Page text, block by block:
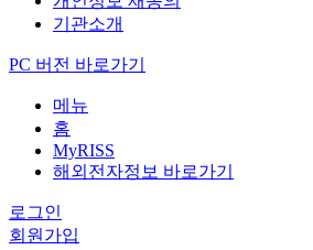
기관소개
PC 버전 바로가기
메뉴
홈
MyRISS
해외전자정보 바로가기
로그인
회원가입